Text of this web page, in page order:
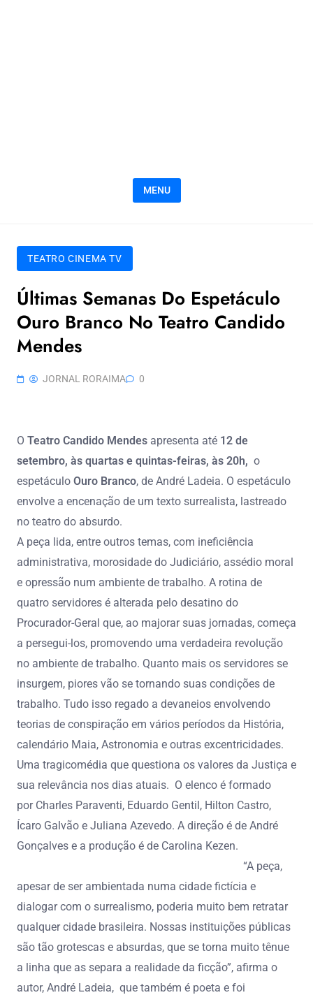
MENU
TEATRO CINEMA TV
Últimas Semanas Do Espetáculo
Ouro Branco No Teatro Candido
Mendes
JORNAL RORAIMA 0
O Teatro Candido Mendes apresenta até 12 de
setembro, às quartas e quintas-feiras, às 20h, o
espetáculo Ouro Branco, de André Ladeia. O espetáculo
envolve a encenação de um texto surrealista, lastreado
no teatro do absurdo.
A peça lida, entre outros temas, com ineficiência
administrativa, morosidade do Judiciário, assédio moral
e opressão num ambiente de trabalho. A rotina de
quatro servidores é alterada pelo desatino do
Procurador-Geral que, ao majorar suas jornadas, começa
a persegui-los, promovendo uma verdadeira revolução
no ambiente de trabalho. Quanto mais os servidores se
insurgem, piores vão se tornando suas condições de
trabalho. Tudo isso regado a devaneios envolvendo
teorias de conspiração em vários períodos da História,
calendário Maia, Astronomia e outras excentricidades.
Uma tragicomédia que questiona os valores da Justiça e
sua relevância nos dias atuais. O elenco é formado
por Charles Paraventi, Eduardo Gentil, Hilton Castro,
Ícaro Galvão e Juliana Azevedo. A direção é de André
Gonçalves e a produção é de Carolina Kezen.
“A peça,
apesar de ser ambientada numa cidade fictícia e
dialogar com o surrealismo, poderia muito bem retratar
qualquer cidade brasileira. Nossas instituições públicas
são tão grotescas e absurdas, que se torna muito tênue
a linha que as separa a realidade da ficção”, afirma o
autor, André Ladeia, que também é poeta e foi